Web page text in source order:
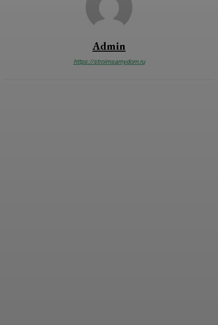
Admin
https://stroimsamydom.ru